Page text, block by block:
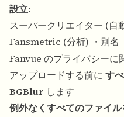
設立:
スーパークリエイター (自
Fansmetric (分析) ・別名
Fanvue のプライバシーに
アップロードする前に す
BGBlur します
例外なくすべてのファイ